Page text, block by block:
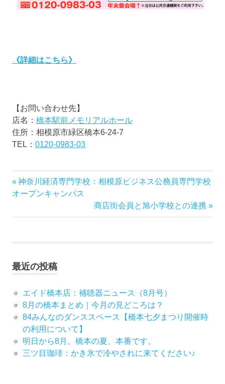
《詳細はこちら》
【お問い合わせ先】
店名： 橋本駅前メモリアルホール
住所：相模原市緑区橋本6-24-7
TEL： 0120-0983-03
投
ゲ
ー
シ
ョ
ン
前
の
事:
神奈川経済専門学校：相模原ビジネス公務員専門学校
オープンキャンパス
次
の
商店街会員と旭小学校との連携
最近の投稿
エイド橋本店：補聴器ニュース（8月号）
8月の橋本まとめ｜今月の見どころは？
84みんなのダンススペース【橋本七夕まつり開催時
の利用について】
明日から8月。橋本の夏、本番です。
三ツ目珈琲：かき氷で冷やされに来てください♪